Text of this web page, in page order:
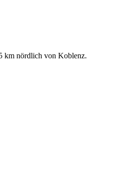
km nördlich von Koblenz.